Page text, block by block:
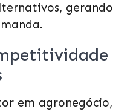
gerando
em agronegócio,